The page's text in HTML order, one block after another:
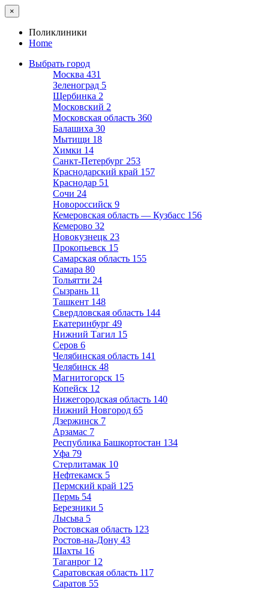
×
Поликлиники
Home
Выбрать город
Москва 431
Зеленоград 5
Щербинка 2
Московский 2
Московская область 360
Балашиха 30
Мытищи 18
Химки 14
Санкт-Петербург 253
Краснодарский край 157
Краснодар 51
Сочи 24
Новороссийск 9
Кемеровская область — Кузбасс 156
Кемерово 32
Новокузнецк 23
Прокопьевск 15
Самарская область 155
Самара 80
Тольятти 24
Сызрань 11
Ташкент 148
Свердловская область 144
Екатеринбург 49
Нижний Тагил 15
Серов 6
Челябинская область 141
Челябинск 48
Магнитогорск 15
Копейск 12
Нижегородская область 140
Нижний Новгород 65
Дзержинск 7
Арзамас 7
Республика Башкортостан 134
Уфа 79
Стерлитамак 10
Нефтекамск 5
Пермский край 125
Пермь 54
Березники 5
Лысьва 5
Ростовская область 123
Ростов-на-Дону 43
Шахты 16
Таганрог 12
Саратовская область 117
Саратов 55